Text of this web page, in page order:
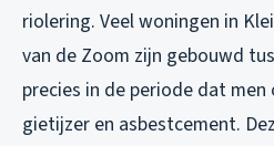
riolering. Veel woningen in
van de Zoom zijn gebouwd
precies in de periode dat
gietijzer en asbestcement.